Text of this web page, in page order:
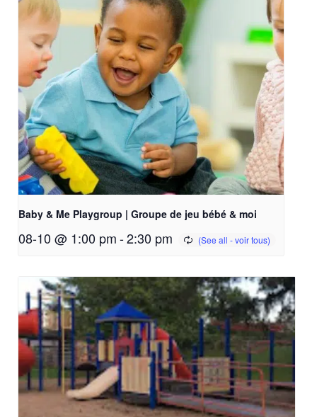
Baby & Me Playgroup | Groupe de jeu bébé & moi
08-10 @ 1:00 pm-2:30 pm